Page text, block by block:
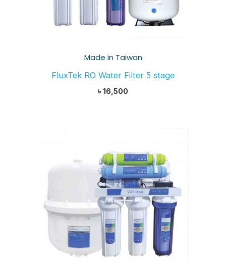
Made in Taiwan
FluxTek RO Water Filter 5 stage
৳ 16,500